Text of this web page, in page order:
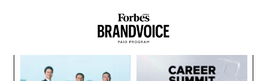
異なる都市で開催される世界パスタ会議を後援している
のも、そういった取り組みの一つだ。